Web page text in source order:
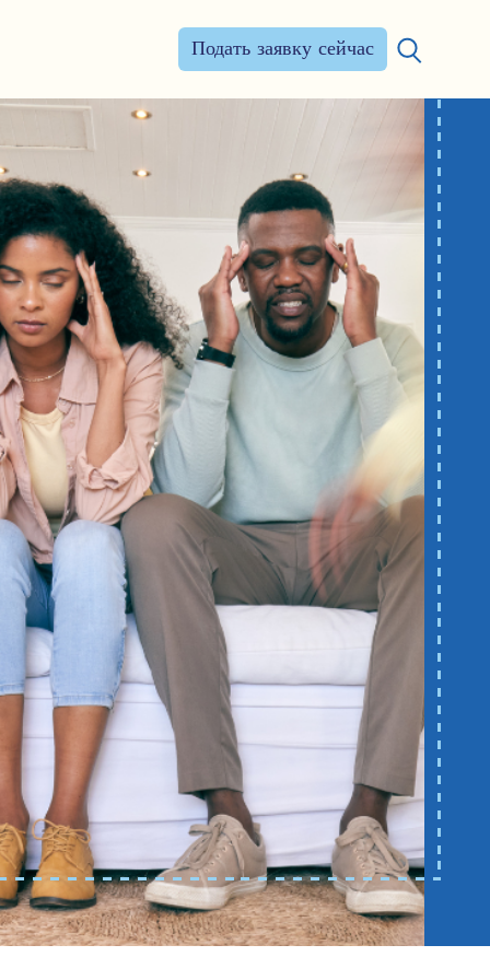
Подать заявку сейчас
Искать: